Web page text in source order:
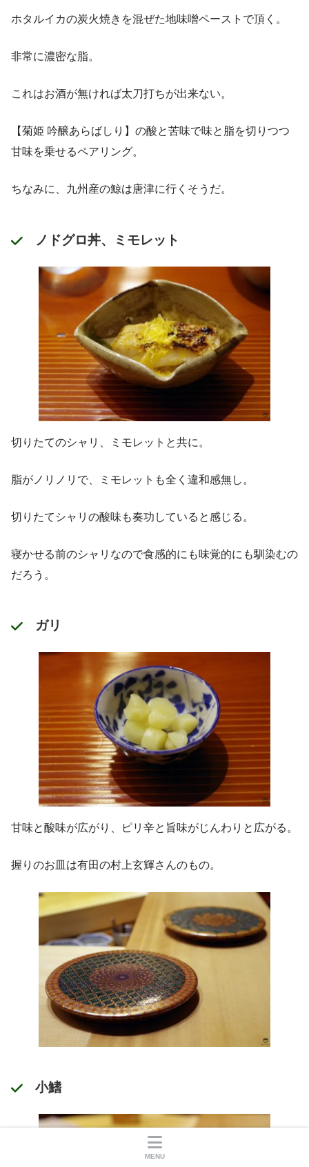
ホタルイカの炭火焼きを混ぜた地味噌ペーストで頂く。
非常に濃密な脂。
これはお酒が無ければ太刀打ちが出来ない。
【菊姫 吟醸あらばしり】の酸と苦味で味と脂を切りつつ
甘味を乗せるペアリング。
ちなみに、九州産の鯨は唐津に行くそうだ。
ノドグロ丼、ミモレット
切りたてのシャリ、ミモレットと共に。
脂がノリノリで、ミモレットも全く違和感無し。
切りたてシャリの酸味も奏功していると感じる。
寝かせる前のシャリなので食感的にも味覚的にも馴染むの
だろう。
ガリ
甘味と酸味が広がり、ピリ辛と旨味がじんわりと広がる。
握りのお皿は有田の村上玄輝さんのもの。
小鰭
MENU